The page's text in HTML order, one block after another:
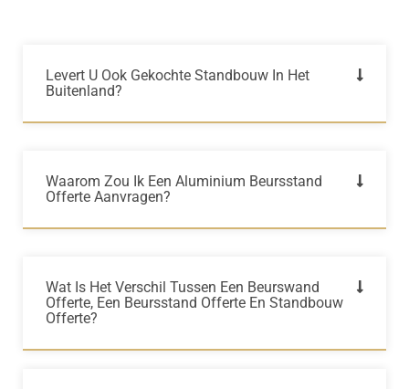
Levert U Ook Gekochte Standbouw In Het
Buitenland?
Waarom Zou Ik Een Aluminium Beursstand
Offerte Aanvragen?
Wat Is Het Verschil Tussen Een Beurswand
Offerte, Een Beursstand Offerte En Standbouw
Offerte?